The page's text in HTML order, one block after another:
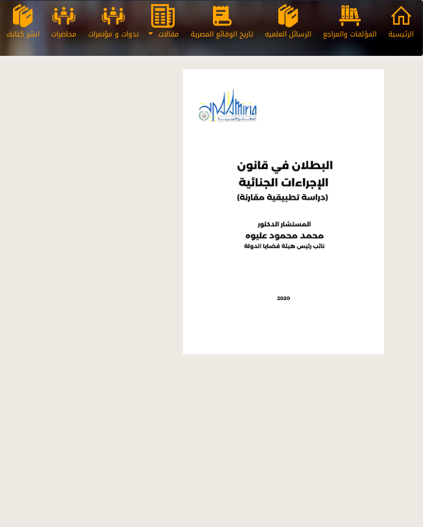
الرئيسية المؤلفات والمراجع الرسائل العلميه تاريخ الوقائع المصرية مقالات ندوات و مؤتمرات محاضرات انشر كتابك